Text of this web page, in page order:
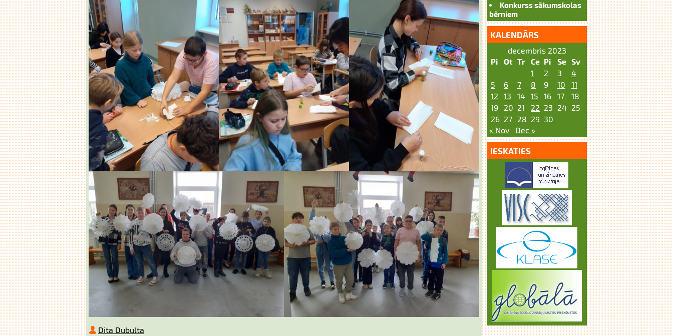
Dita Dubulta
Konkurss sākumskolas
bērniem
KALENDĀRS
decembris 2023
Pi
Ot Tr Ce Pi Se Sv
1
2 3
4
5
6 7 8 9 10
11
12
13 14 15 16 17
18
19
20 21 22 23 24 25
26 27 28 29 30
« Nov
Dec »
IESKATIES